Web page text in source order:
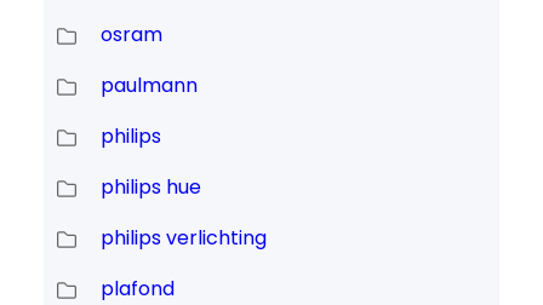
osram
paulmann
philips
philips hue
philips verlichting
plafond